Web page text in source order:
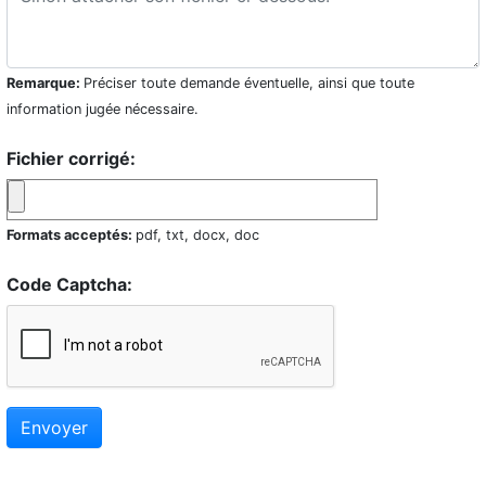
Remarque: Préciser toute demande éventuelle, ainsi que toute
information jugée nécessaire.
Fichier corrigé:
Formats acceptés: pdf, txt, docx, doc
Code Captcha:
Envoyer